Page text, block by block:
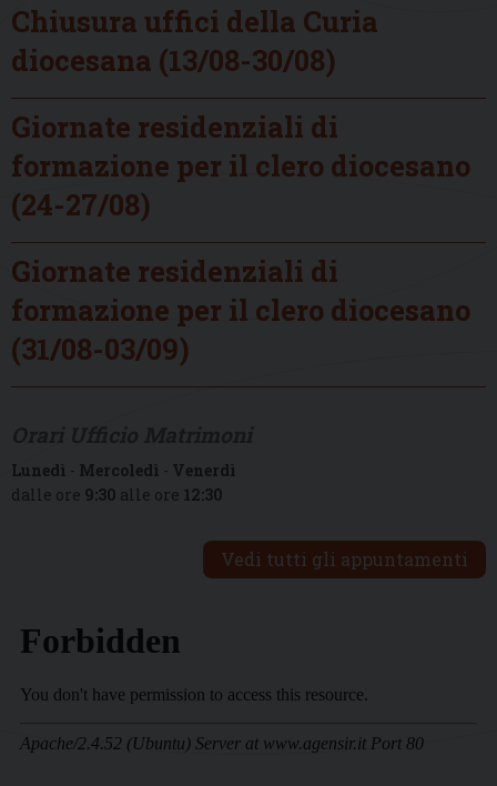
Chiusura uffici della Curia
diocesana (13/08-30/08)
Giornate residenziali di
formazione per il clero diocesano
(24-27/08)
Giornate residenziali di
formazione per il clero diocesano
(31/08-03/09)
Lunedì - Mercoledì - Venerdì
dalle ore 9:30 alle ore 12:30
Vedi tutti gli appuntamenti